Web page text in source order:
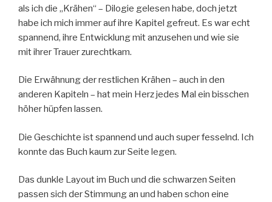
als ich die „Krähen“ – Dilogie gelesen habe, doch jetzt
habe ich mich immer auf ihre Kapitel gefreut. Es war echt
spannend, ihre Entwicklung mit anzusehen und wie sie
mit ihrer Trauer zurechtkam.
Die Erwähnung der restlichen Krähen – auch in den
anderen Kapiteln – hat mein Herz jedes Mal ein bisschen
höher hüpfen lassen.
Die Geschichte ist spannend und auch super fesselnd. Ich
konnte das Buch kaum zur Seite legen.
Das dunkle Layout im Buch und die schwarzen Seiten
passen sich der Stimmung an und haben schon eine